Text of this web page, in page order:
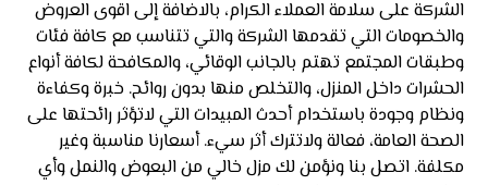
الشركة على سلامة العملاء الكرام، بالاضافة إلى اقوى العروض
والخصومات التي تقدمها الشركة والتي تتناسب مع كافة فئات
وطبقات المجتمع تهتم بالجانب الوقائي، والمكافحة لكافة أنواع
الحشرات داخل المنزل، والتخلص منها بدون روائح. خبرة وكفاءة
ونظام وجودة باستخدام أحدث المبيدات التي لاتؤثر رائحتها على
الصحة العامة، فعالة ولاتترك أثر سيء. أسعارنا مناسبة وغير
مكلفة. اتصل بنا ونؤمن لك مزل خالي من البعوض والنمل وأي